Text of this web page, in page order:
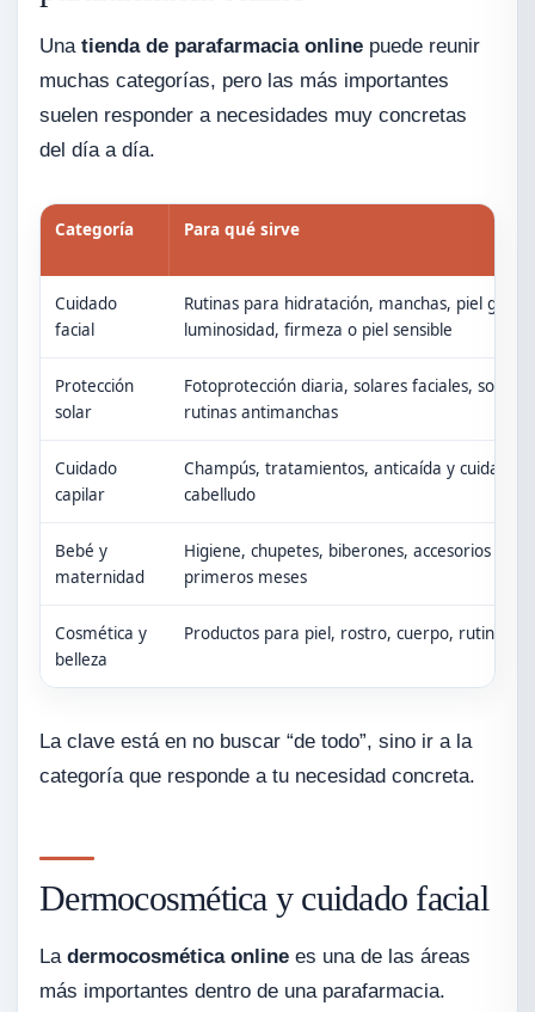
Una tienda de parafarmacia online puede reunir
muchas categorías, pero las más importantes
suelen responder a necesidades muy concretas
del día a día.
Categoría Para qué sirve
Cuidado
facial
Rutinas para hidratación, manchas, piel grasa,
luminosidad, firmeza o piel sensible
Protección
solar
Fotoprotección diaria, solares faciales,
rutinas antimanchas
Cuidado
capilar
Champús, tratamientos, anticaída y cuidado
cabelludo
Bebé y
maternidad
Higiene, chupetes, biberones, accesorios y
primeros meses
Cosmética y
belleza
Productos para piel, rostro, cuerpo, rutinas y
La clave está en no buscar “de todo”, sino ir a la
categoría que responde a tu necesidad concreta.
Dermocosmética y cuidado facial
La dermocosmética online es una de las áreas
más importantes dentro de una parafarmacia.